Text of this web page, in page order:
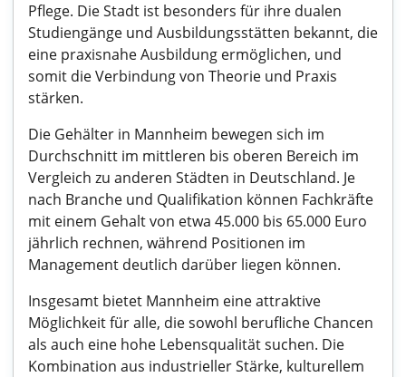
Pflege. Die Stadt ist besonders für ihre dualen
Studiengänge und Ausbildungsstätten bekannt, die
eine praxisnahe Ausbildung ermöglichen, und
somit die Verbindung von Theorie und Praxis
stärken.
Die Gehälter in Mannheim bewegen sich im
Durchschnitt im mittleren bis oberen Bereich im
Vergleich zu anderen Städten in Deutschland. Je
nach Branche und Qualifikation können Fachkräfte
mit einem Gehalt von etwa 45.000 bis 65.000 Euro
jährlich rechnen, während Positionen im
Management deutlich darüber liegen können.
Insgesamt bietet Mannheim eine attraktive
Möglichkeit für alle, die sowohl berufliche Chancen
als auch eine hohe Lebensqualität suchen. Die
Kombination aus industrieller Stärke, kulturellem